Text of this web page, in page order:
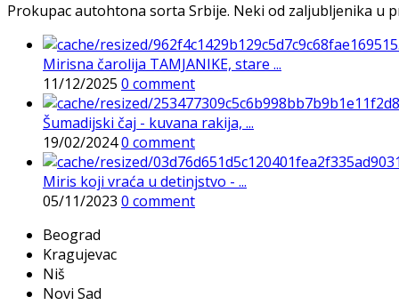
Prokupac autohtona sorta Srbije. Neki od zaljubljenika u
Mirisna čarolija TAMJANIKE, stare ...
11/12/2025 0 comment
Šumadijski čaj - kuvana rakija, ...
19/02/20240 comment
Miris koji vraća u detinjstvo - ...
05/11/2023 0 comment
Beograd
Kragujevac
Niš
Novi Sad